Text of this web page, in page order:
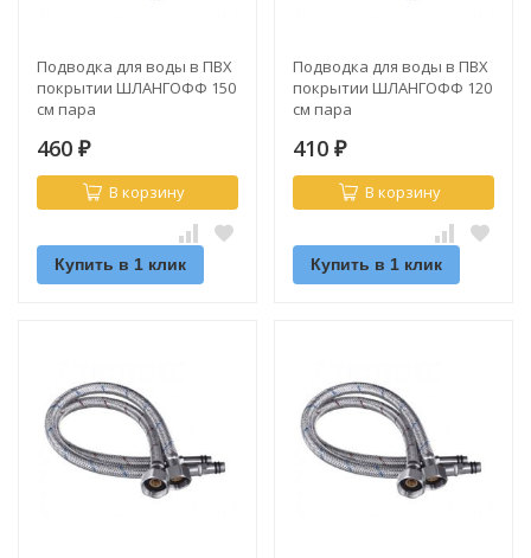
Подводка для воды в ПВХ
покрытии ШЛАНГОФФ 150
см пара
460 ₽
В корзину
Купить в 1 клик
Подводка для воды в ПВХ
покрытии ШЛАНГОФФ 120
см пара
410 ₽
В корзину
Купить в 1 клик